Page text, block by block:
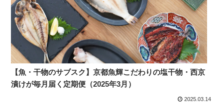
【魚・干物のサブスク】京都魚輝こだわりの塩干物・西京
漬けが毎月届く定期便（2025年3月）
2025.03.14